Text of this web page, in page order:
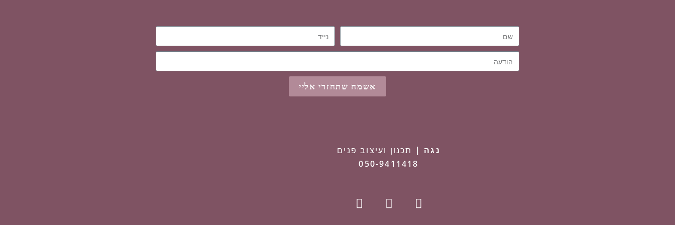
אשמח שתחזרי אליי
נגה | תכנון ועיצוב פנים
050-9411418